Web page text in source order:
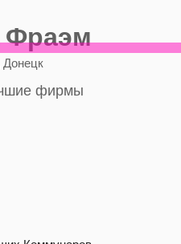
Фраэм
Донецк
фирмы